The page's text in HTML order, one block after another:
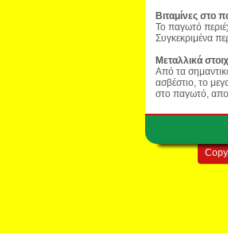
Βιταμίνες στο
Το παγωτό
Συγκεκριμένα
Μεταλλικά
Από τα
ασβέστιο, το
στο παγωτό,